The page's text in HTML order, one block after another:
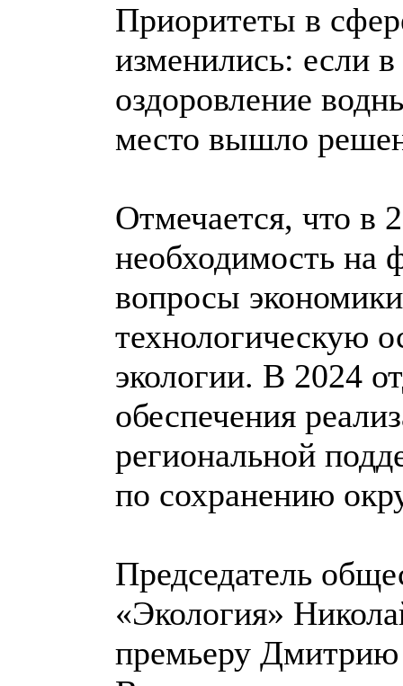
Приоритеты в
изменились: если
оздоровление
место вышло
Отмечается, что в
необходимость на
вопросы
технологическую
экологии. В 2024
обеспечения
региональной
по сохранению
Председатель
«Экология»
премьеру Дмитрию